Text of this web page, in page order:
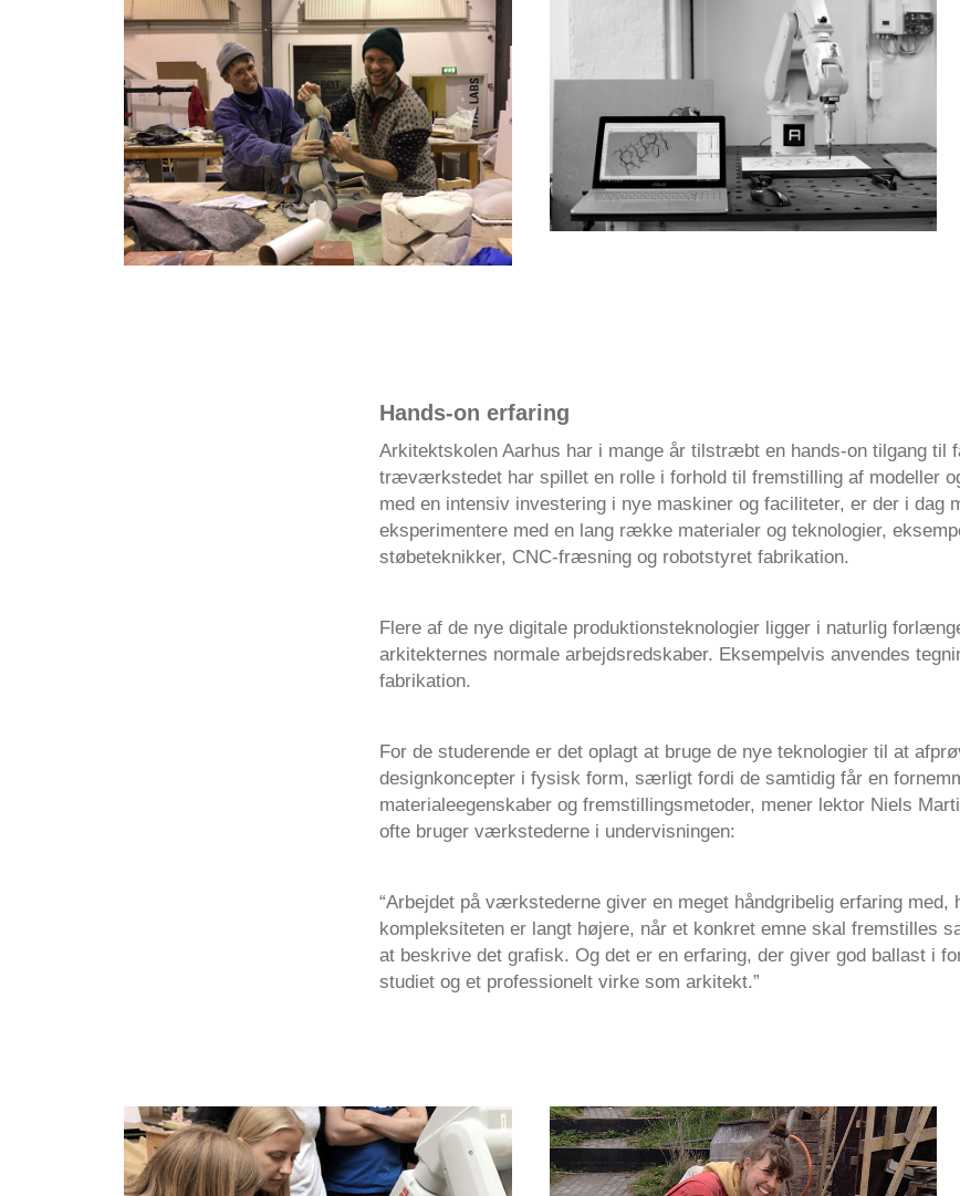
Hands-on erfaring
Arkitektskolen Aarhus har i mange år tilstræbt en hands-on tilgang til
træværkstedet har spillet en rolle i forhold til fremstilling af modeller
med en intensiv investering i nye maskiner og faciliteter, er der i dag
eksperimentere med en lang række materialer og teknologier,
støbeteknikker, CNC-fræsning og robotstyret fabrikation.
Flere af de nye digitale produktionsteknologier ligger i naturlig
arkitekternes normale arbejdsredskaber. Eksempelvis anvendes
fabrikation.
For de studerende er det oplagt at bruge de nye teknologier til at
designkoncepter i fysisk form, særligt fordi de samtidig får en
materialeegenskaber og fremstillingsmetoder, mener lektor Niels
ofte bruger værkstederne i undervisningen:
“Arbejdet på værkstederne giver en meget håndgribelig erfaring med,
kompleksiteten er langt højere, når et konkret emne skal fremstilles
at beskrive det grafisk. Og det er en erfaring, der giver god ballast i
studiet og et professionelt virke som arkitekt.”